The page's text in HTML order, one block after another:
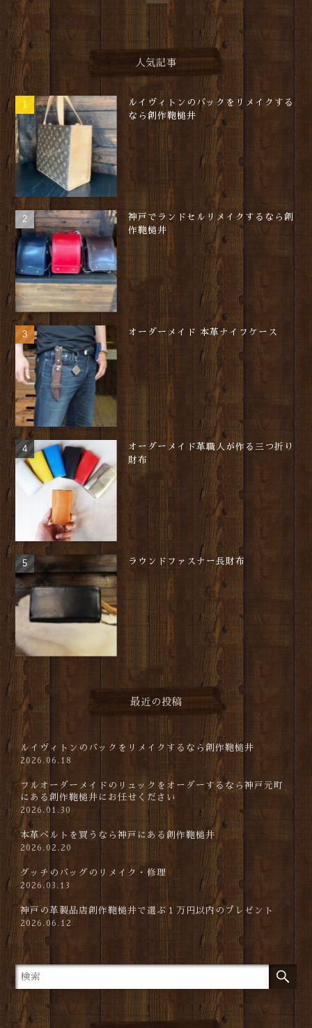
人気記事
ルイヴィトンのバックをリメイクする
なら創作鞄槌井
神戸でランドセルリメイクするなら創
作鞄槌井
オーダーメイド 本革ナイフケース
オーダーメイド革職人が作る三つ折り
財布
ラウンドファスナー長財布
最近の投稿
ルイヴィトンのバックをリメイクするなら創作鞄槌井
2026.06.18
フルオーダーメイドのリュックをオーダーするなら神戸元町
にある創作鞄槌井にお任せください
2026.01.30
本革ベルトを買うなら神戸にある創作鞄槌井
2026.02.20
グッチのバッグのリメイク・修理
2026.03.13
神戸の革製品店創作鞄槌井で選ぶ１万円以内のプレゼント
2026.06.12